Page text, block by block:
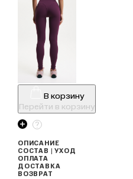
В корзину
Перейти в корзину
ОПИСАНИЕ
СОСТАВ | УХОД
ОПЛАТА
ДОСТАВКА
ВОЗВРАТ